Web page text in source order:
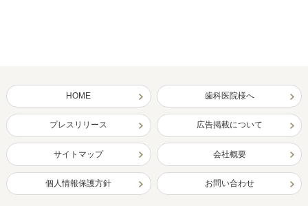
HOME 歯科医院様へ
プレスリリース 広告掲載について
サイトマップ 会社概要
個人情報保護方針 お問い合わせ